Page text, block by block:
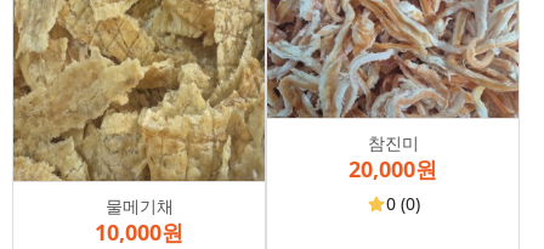
물메기채
10,000원
참진미
20,000원
0 (0)